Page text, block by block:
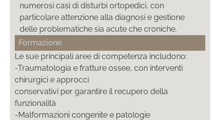
numerosi casi di disturbi ortopedici, con
particolare attenzione alla diagnosi e gestione
delle problematiche sia acute che croniche.
Formazione
Le sue principali aree di competenza includono:
-Traumatologia e fratture ossee, con interventi
chirurgici e approcci
conservativi per garantire il recupero della
funzionalità
-Malformazioni congenite e patologie